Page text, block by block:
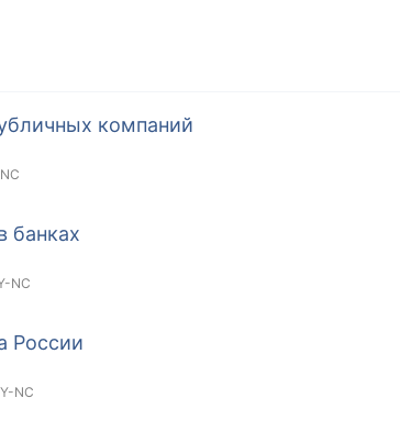
компаний
банках
NC
России
NC